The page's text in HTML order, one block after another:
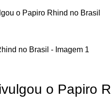
o Papiro Rhind no Brasil
o Papiro